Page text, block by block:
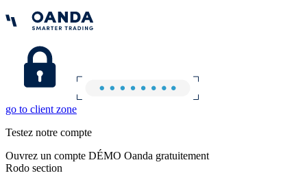
go to client zone
Testez notre compte
Ouvrez un compte DÉMO Oanda gratuitement
Rodo section